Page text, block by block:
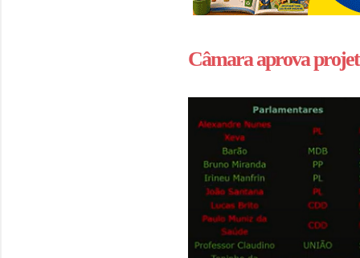
Câmara aprova